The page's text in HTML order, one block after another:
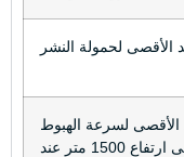
الأقصى لحمولة النشر
الأقصى لسرعة الهبوط
(على ارتفاع 1500 متر عند